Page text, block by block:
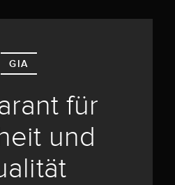
GIA
für
und